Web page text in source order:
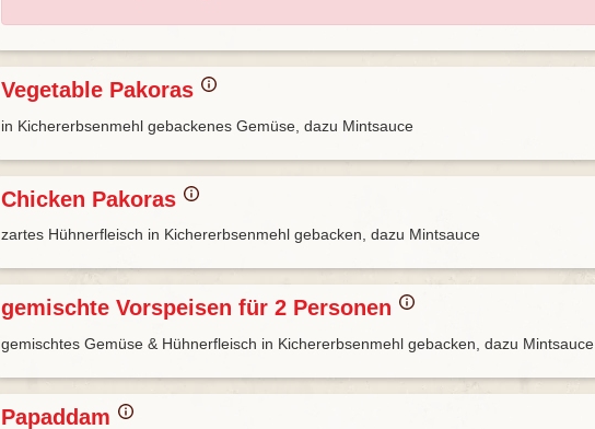
Vegetable Pakoras
in Kichererbsenmehl gebackenes Gemüse, dazu Mintsauce
Chicken Pakoras
zartes Hühnerfleisch in Kichererbsenmehl gebacken, dazu Mintsauce
gemischte Vorspeisen für 2 Personen
gemischtes Gemüse & Hühnerfleisch in Kichererbsenmehl gebacken, dazu Mintsauce
Papaddam